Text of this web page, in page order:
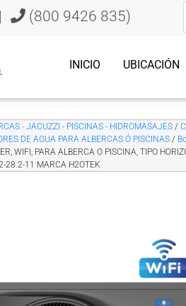
| (800 9426 835)
INICIO UBICACIÓN
- JACUZZI - PISCINAS - HIDROMASAJES /
DE AGUA PARA ALBERCAS Ó PISCINAS /
WIFI, PARA ALBERCA O PISCINA, TIPO
28.2-11 MARCA H2OTEK